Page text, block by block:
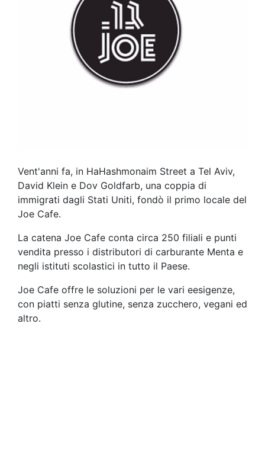
Vent'anni fa, in HaHashmonaim Street a Tel Aviv,
David Klein e Dov Goldfarb, una coppia di
immigrati dagli Stati Uniti, fondò il primo locale del
Joe Cafe.
La catena Joe Cafe conta circa 250 filiali e punti
vendita presso i distributori di carburante Menta e
negli istituti scolastici in tutto il Paese.
Joe Cafe offre le soluzioni per le vari eesigenze,
con piatti senza glutine, senza zucchero, vegani ed
altro.